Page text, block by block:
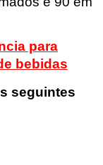
para
bebidas
seguintes